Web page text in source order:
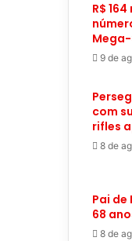
R$
9 de
com
rifles
8 de
Pai de
68
8 de